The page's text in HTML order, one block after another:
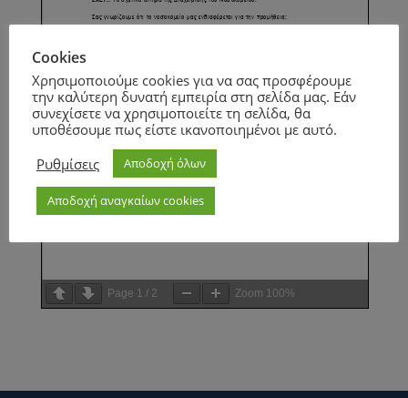
Page 1 / 2 Zoom 100%
Cookies
Χρησιμοποιούμε cookies για να σας προσφέρουμε
την καλύτερη δυνατή εμπειρία στη σελίδα μας. Εάν
συνεχίσετε να χρησιμοποιείτε τη σελίδα, θα
υποθέσουμε πως είστε ικανοποιημένοι με αυτό.
Ρυθμίσεις
Αποδοχή όλων
Αποδοχή αναγκαίων cookies